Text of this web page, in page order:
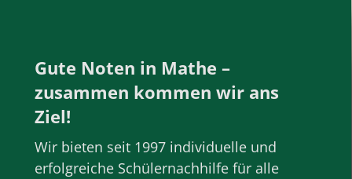
Gute Noten in Mathe –
zusammen kommen wir ans
Ziel!
Wir bieten seit 1997 individuelle und
erfolgreiche Schülernachhilfe für alle